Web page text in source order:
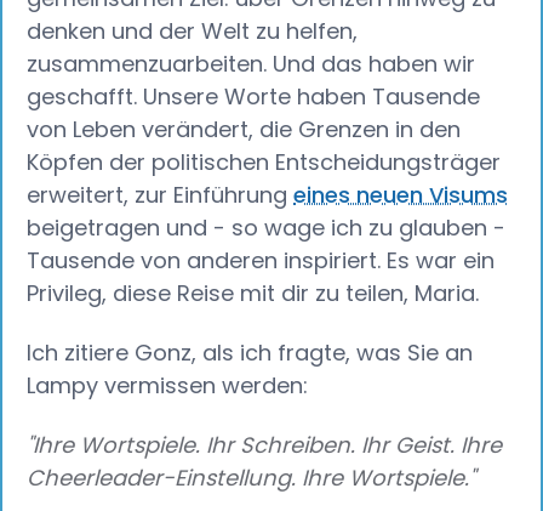
denken und der Welt zu helfen,
zusammenzuarbeiten. Und das haben wir
geschafft. Unsere Worte haben Tausende
von Leben verändert, die Grenzen in den
Köpfen der politischen Entscheidungsträger
erweitert, zur Einführungeines neuen Visums
beigetragen und - so wage ich zu glauben -
Tausende von anderen inspiriert. Es war ein
Privileg, diese Reise mit dir zu teilen, Maria.
Ich zitiere Gonz, als ich fragte, was Sie an
Lampy vermissen werden:
"Ihre Wortspiele. Ihr Schreiben. Ihr Geist. Ihre
Cheerleader-Einstellung. Ihre Wortspiele."